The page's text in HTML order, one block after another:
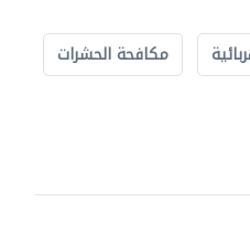
مكافحة الحشرات